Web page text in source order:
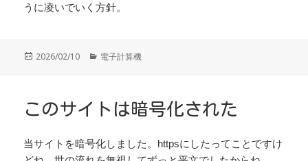
うに凌いでいく方針。
投
2026/02/10
カ
ー
電子計算機
このサイトは暗号化された
当サイトを暗号化しました。httpsにしたってことですけ